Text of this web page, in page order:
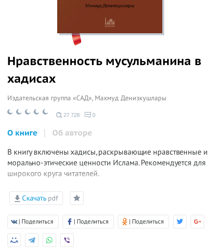
Нравственность мусульманина в
хадисах
Издательская группа «САД», Махмуд Денизкушлары
27 728 0
О книге Об авторе
В книгу включены хадисы, раскрывающие нравственные и
морально-этические ценности Ислама. Рекомендуется для
широкого круга читателей.
Скачать pdf
| Поделиться | Поделиться | Поделиться